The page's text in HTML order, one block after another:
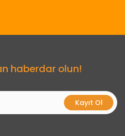
haberdar olun!
Kayıt Ol